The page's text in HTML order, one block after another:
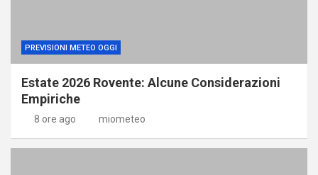
PREVISIONI METEO OGGI
Estate 2026 Rovente: Alcune Considerazioni
Empiriche
8 ore ago miometeo